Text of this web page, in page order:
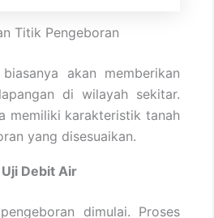
Titik Pengeboran
akan memberikan
di wilayah sekitar.
memiliki karakteristik tanah
yang disesuaikan.
Debit Air
dimulai. Proses